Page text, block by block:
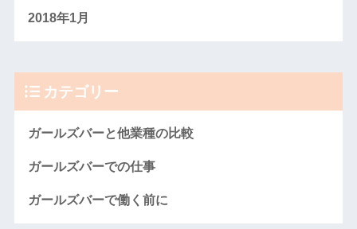
2018年1月
カテゴリー
ガールズバーと他業種の比較
ガールズバーでの仕事
ガールズバーで働く前に